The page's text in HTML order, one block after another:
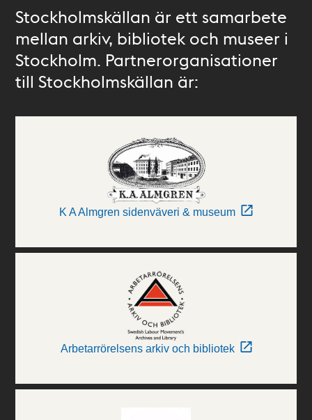
Stockholmskällan är ett samarbete
mellan arkiv, bibliotek och museer i
Stockholm. Partnerorganisationer
till Stockholmskällan är:
K A Almgren sidenväveri & museum
Arbetarrörelsens arkiv och bibliotek